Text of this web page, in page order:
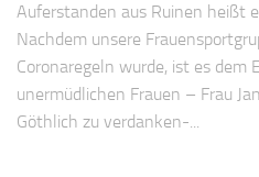
Auferstanden aus Ruinen heißt
Nachdem unsere
Coronaregeln wurde, ist es dem
unermüdlichen Frauen – Frau
Göthlich zu verdanken-...